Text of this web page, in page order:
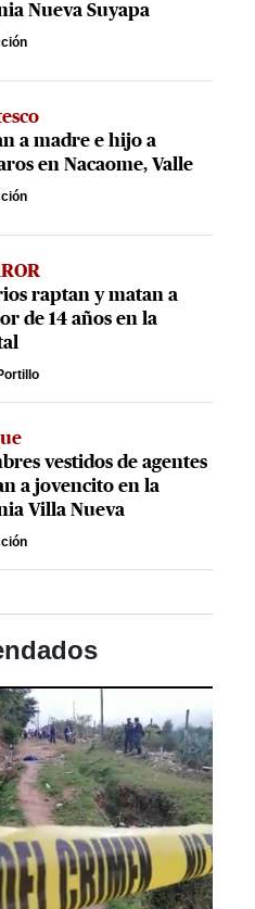
Nueva Suyapa
a madre e hijo a
en Nacaome, Valle
raptan y matan a
de 14 años en la
vestidos de agentes
a jovencito en la
Villa Nueva